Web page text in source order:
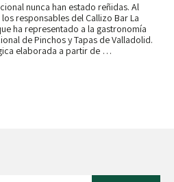
nunca han estado reñidas. Al
responsables del Callizo Bar La
ha representado a la gastronomía
de Pinchos y Tapas de Valladolid.
elaborada a partir de …